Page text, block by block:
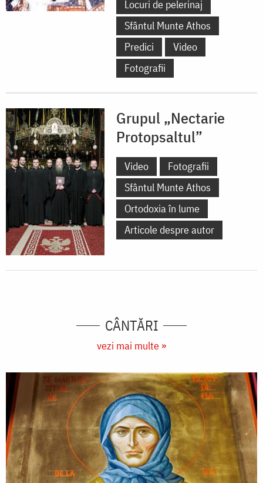
Locuri de pelerinaj
Sfântul Munte Athos
Predici
Video
Fotografii
Grupul „Nectarie
Protopsaltul”
Video
Fotografii
Sfântul Munte Athos
Ortodoxia în lume
Articole despre autor
CÂNTĂRI
vezi mai multe »